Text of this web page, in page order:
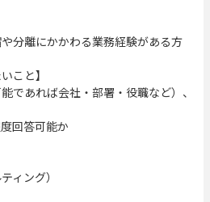
分離にかかわる業務経験がある方
こと】
であれば会社・部署・役職など）、
回答可能か
ィング）